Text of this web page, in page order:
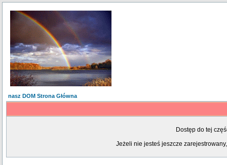
nasz DOM Strona Główna
Dostęp do tej
Jeżeli nie jesteś jeszcze